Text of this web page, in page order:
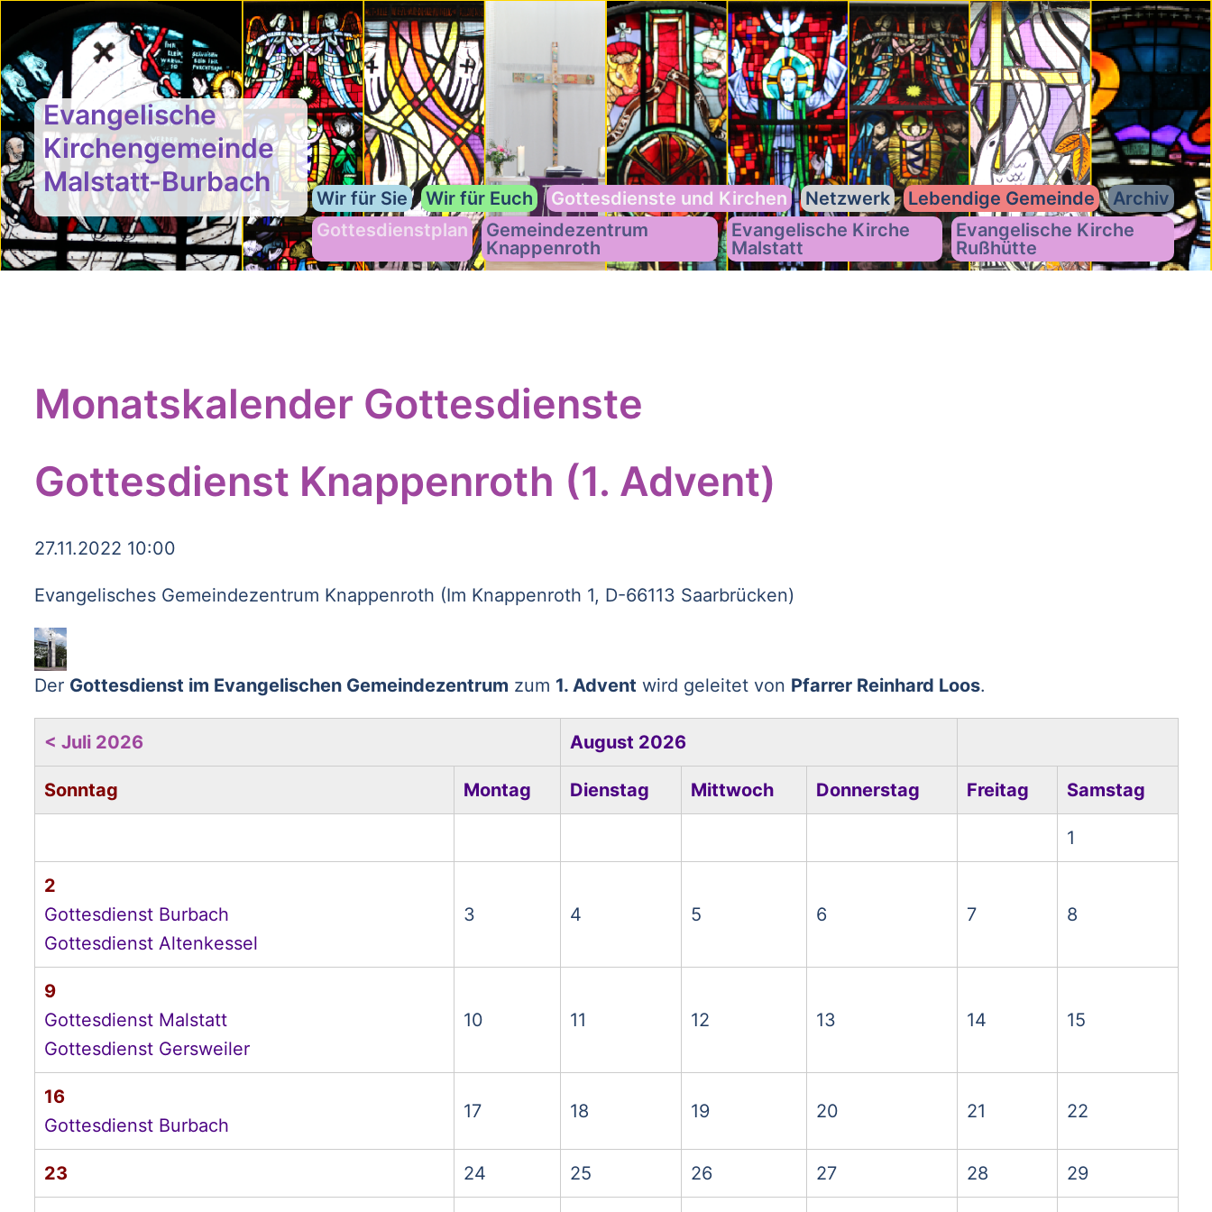
Evangelische
Kirchengemeinde
Malstatt-Burbach
Wir für Sie Wir für Euch
Gottesdienste und Kirchen
Gottesdienstplan
Gemeindezentrum
Knappenroth
Evangelische Kirche
Malstatt
Evangelische Kirche
Rußhütte
Netzwerk Lebendige Gemeinde Archiv
Monatskalender Gottesdienste
Gottesdienst Knappenroth (1. Advent)
27.11.2022 10:00
Evangelisches Gemeindezentrum Knappenroth (Im Knappenroth 1, D-66113 Saarbrücken)
Der Gottesdienst im Evangelischen Gemeindezentrum zum 1. Advent wird geleitet von Pfarrer Reinhard Loos.
< Juli 2026 August 2026
Sonntag Montag Dienstag Mittwoch Donnerstag Freitag Samstag
1
2
Gottesdienst Burbach
Gottesdienst Altenkessel
3 4 5 6 7 8
9
Gottesdienst Malstatt
Gottesdienst Gersweiler
10 11 12 13 14 15
16
Gottesdienst Burbach
17 18 19 20 21 22
23 24 25 26 27 28 29